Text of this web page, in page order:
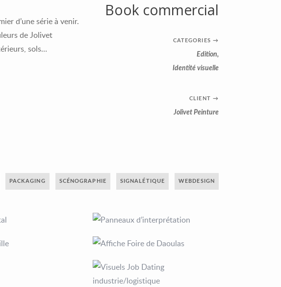
d’une série à venir.
de Jolivet
sols…
Book commercial
CATEGORIES →
Edition,
Identité visuelle
CLIENT →
Jolivet Peinture
PACKAGING SCÉNOGRAPHIE SIGNALÉTIQUE WEBDESIGN